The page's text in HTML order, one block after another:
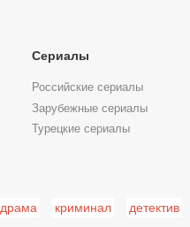
Сериалы
Российские сериалы
Зарубежные сериалы
Турецкие сериалы
драма криминал детектив